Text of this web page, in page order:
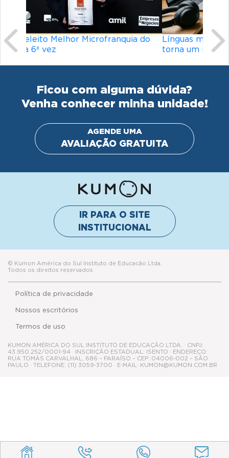
Línguas mais difíceis do mundo: o que
torna um idioma desafiador?
Ficou com alguma dúvida?
Venha conhecer minha unidade!
AGENDE UMA
AVALIAÇÃO GRATUITA
IR PARA O SITE
INSTITUCIONAL
© Kumon América do Sul Instituto de Educacão Ltda.
Todos os direitos reservados
Política de privacidade
Termos de uso
Nossos escritórios
KUMON AMÉRICA DO SUL INSTITUTO DE EDUCAÇÃO LTDA. · CNPJ:
43.950.252/0001-94 · INSCRIÇÃO ESTADUAL: ISENTO · ENDEREÇO:
RUA TOMÁS CARVALHAL, 686 – PARAÍSO – CEP: 04006-002 – SÃO
PAULO · TELEFONE: (11) 3059-3700 · E-MAIL: KUMON@KUMON.COM.BR